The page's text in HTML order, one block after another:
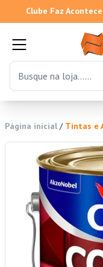
Clube Faz
Página inicial / Tintas e